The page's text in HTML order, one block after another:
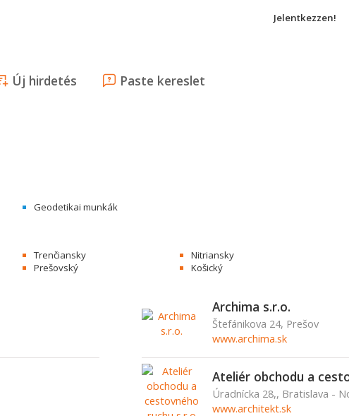
Jelentkezzen!
Új hirdetés Paste kereslet
Geodetikai munkák
Trenčiansky
Nitriansky
Prešovský Košický
Archima s.r.o.
Štefánikova 24, Prešov
www.archima.sk
Ateliér obchodu a
Úradnícka 28,, Bratislava -
www.architekt.sk